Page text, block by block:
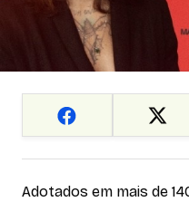
Adotados em mais de